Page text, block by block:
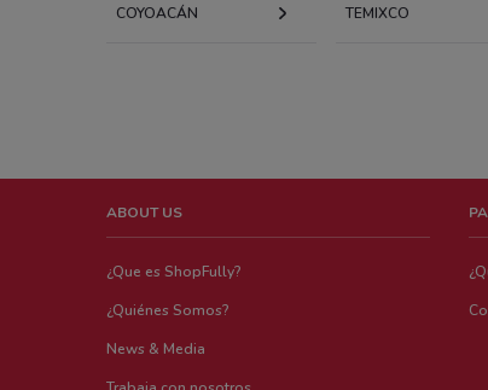
COYOACÁN TEMIXCO
ABOUT US
¿Que es ShopFully?
¿Quiénes Somos?
News & Media